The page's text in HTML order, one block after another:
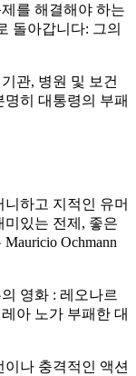
를 해결해야 하는
돌아갑니다: 그의
관, 병원 및 보건
히 대통령의 부패
하고 지적인 유머
있는 전제, 좋은
Ochmann
영화 : 레오나르
아 노가 부패한 대
나 충격적인 액션